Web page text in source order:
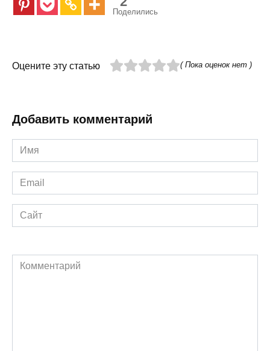
Поделились
Оцените эту статью ( Пока оценок нет )
Добавить комментарий
Имя
*
Email
*
Сайт
Комментарий